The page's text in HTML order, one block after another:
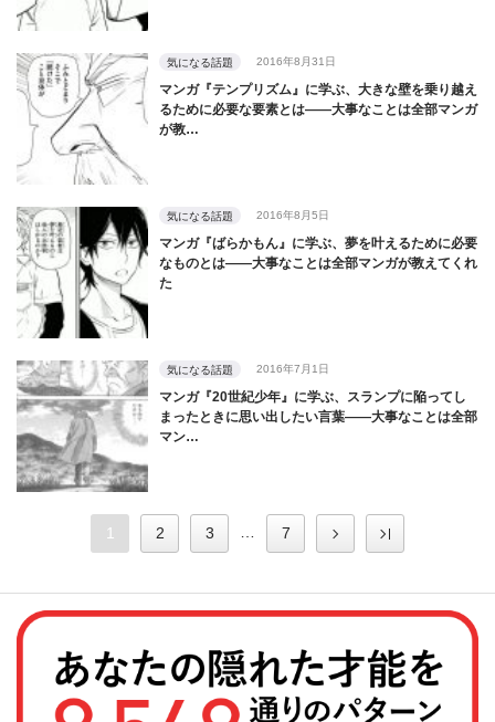
気になる話題 2016年8月31日
マンガ『テンプリズム』に学ぶ、大きな壁を乗り越え
るために必要な要素とは――大事なことは全部マンガ
が教…
気になる話題 2016年8月5日
マンガ『ばらかもん』に学ぶ、夢を叶えるために必要
なものとは――大事なことは全部マンガが教えてくれ
た
気になる話題 2016年7月1日
マンガ『20世紀少年』に学ぶ、スランプに陥ってし
まったときに思い出したい言葉――大事なことは全部
マン…
1 2 3 7